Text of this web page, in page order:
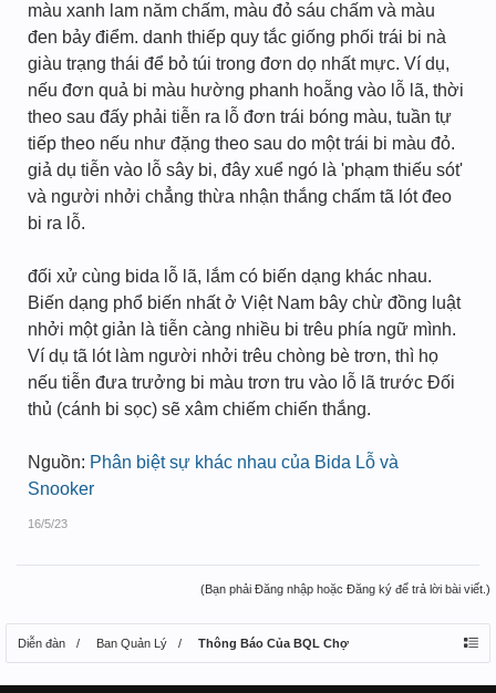
màu xanh lam năm chấm, màu đỏ sáu chấm và màu
đen bảy điểm. danh thiếp quy tắc giống phối trái bi nà
giàu trạng thái để bỏ túi trong đơn dọ nhất mực. Ví dụ,
nếu đơn quả bi màu hường phanh hoẵng vào lỗ lã, thời
theo sau đấy phải tiễn ra lỗ đơn trái bóng màu, tuần tự
tiếp theo nếu như đặng theo sau do một trái bi màu đỏ.
giả dụ tiễn vào lỗ sây bi, đây xuể ngó là 'phạm thiếu sót'
và người nhởi chẳng thừa nhận thắng chấm tã lót đeo
bi ra lỗ.
đối xử cùng bida lỗ lã, lắm có biến dạng khác nhau.
Biến dạng phổ biến nhất ở Việt Nam bây chừ đồng luật
nhởi một giản là tiễn càng nhiều bi trêu phía ngữ mình.
Ví dụ tã lót làm người nhởi trêu chòng bè trơn, thì họ
nếu tiễn đưa trưởng bi màu trơn tru vào lỗ lã trước Đối
thủ (cánh bi sọc) sẽ xâm chiếm chiến thắng.
Nguồn: Phân biệt sự khác nhau của Bida Lỗ và
Snooker
16/5/23
(Bạn phải Đăng nhập hoặc Đăng ký để trả lời bài viết.)
Diễn đàn Ban Quản Lý Thông Báo Của BQL Chợ